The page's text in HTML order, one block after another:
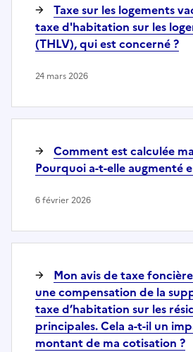
Taxe sur les logements
taxe d'habitation sur les
(THLV), qui est concerné ?
24 mars 2026
Comment est calculée
Pourquoi a-t-elle augmenté
6 février 2026
Mon avis de taxe
une compensation de la
taxe d’habitation sur les
principales. Cela a-t-il un
montant de ma cotisation ?